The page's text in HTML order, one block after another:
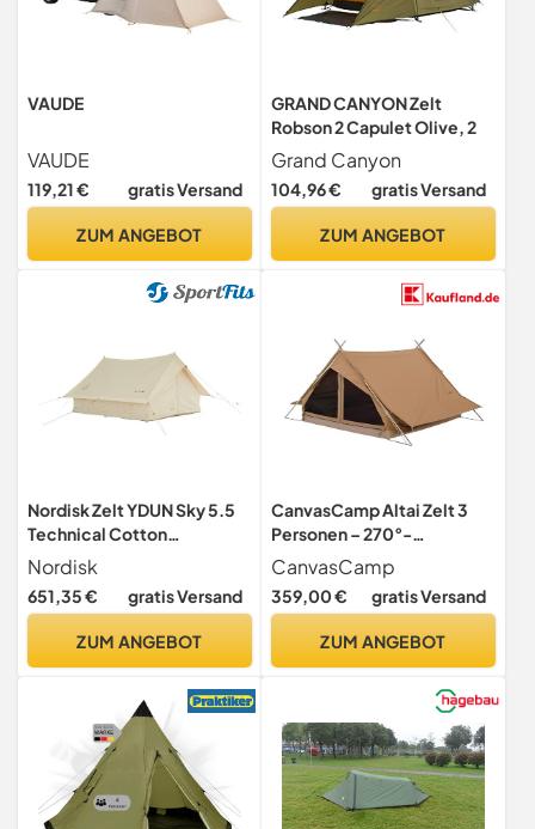
VAUDE
VAUDE
119,21 € gratis Versand
ZUM ANGEBOT
GRAND CANYON Zelt
Robson 2 Capulet Olive, 2
Grand Canyon
104,96 € gratis Versand
ZUM ANGEBOT
Nordisk Zelt YDUN Sky 5.5
Technical Cotton
Sandshell, 4
Nordisk
651,35 € gratis Versand
ZUM ANGEBOT
CanvasCamp Altai Zelt 3
Personen – 270°-
Panoramablick Glamping
Zelt – Ideales Outdoor
Camping Zelt für Festivals,
Mann Zelt Wasserdicht |
CanvasCamp
359,00 € gratis Versand
ZUM ANGEBOT